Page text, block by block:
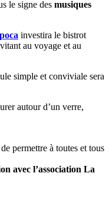
le signe des musiques
investira le bistrot
au voyage et au
simple et conviviale sera
autour d’un verre,
permettre à toutes et tous
avec l’association La